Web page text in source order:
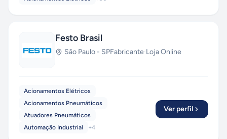
Festo Brasil
São Paulo - SPFabricante·Loja Online
Acionamentos Elétricos
Acionamentos Pneumáticos
Atuadores Pneumáticos
Automação Industrial
+4
Ver perfil